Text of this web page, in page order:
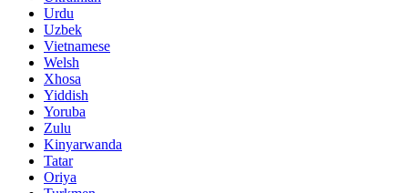
Urdu
Uzbek
Vietnamese
Welsh
Xhosa
Yiddish
Yoruba
Zulu
Kinyarwanda
Tatar
Oriya